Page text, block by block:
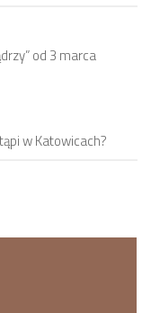
od 3 marca
w Katowicach?